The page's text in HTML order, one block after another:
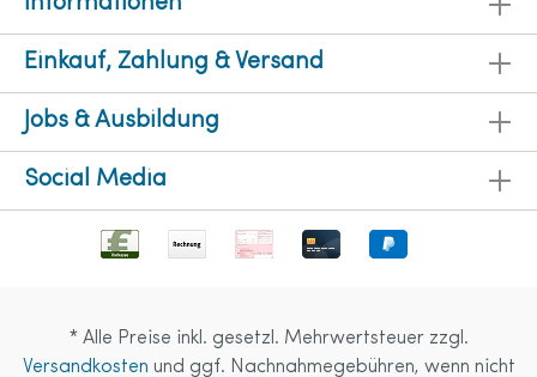
Einkauf, Zahlung & Versand
Jobs & Ausbildung
Social Media
* Alle Preise inkl. gesetzl. Mehrwertsteuer zzgl.
Versandkosten und ggf. Nachnahmegebühren, wenn nicht